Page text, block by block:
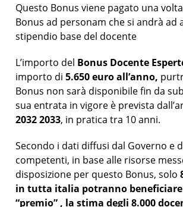
Questo Bonus viene pagato una
Bonus ad personam che si andrà ad
stipendio base del docente
L’importo del Bonus Docente
importo di5.650 euro all’anno,
Bonus non sarà disponibile fin da
sua entrata in vigore è prevista
2032 2033, in pratica tra 10 anni.
Secondo i dati diffusi dal Governo e
competenti, in base alle risorse
disposizione per questo Bonus, solo
in tutta italia potranno
“premio” , la stima degli 8.000